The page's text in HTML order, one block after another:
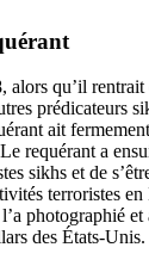
qu’il
prédicateurs
ait
requérant a
sikhs et de
terroristes
photographié
des États-Unis.